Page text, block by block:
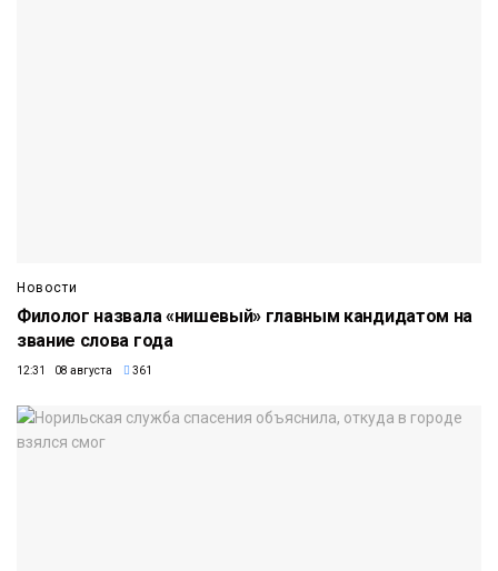
Новости
Филолог назвала «нишевый» главным кандидатом на
звание слова года
12:31 08 августа 361